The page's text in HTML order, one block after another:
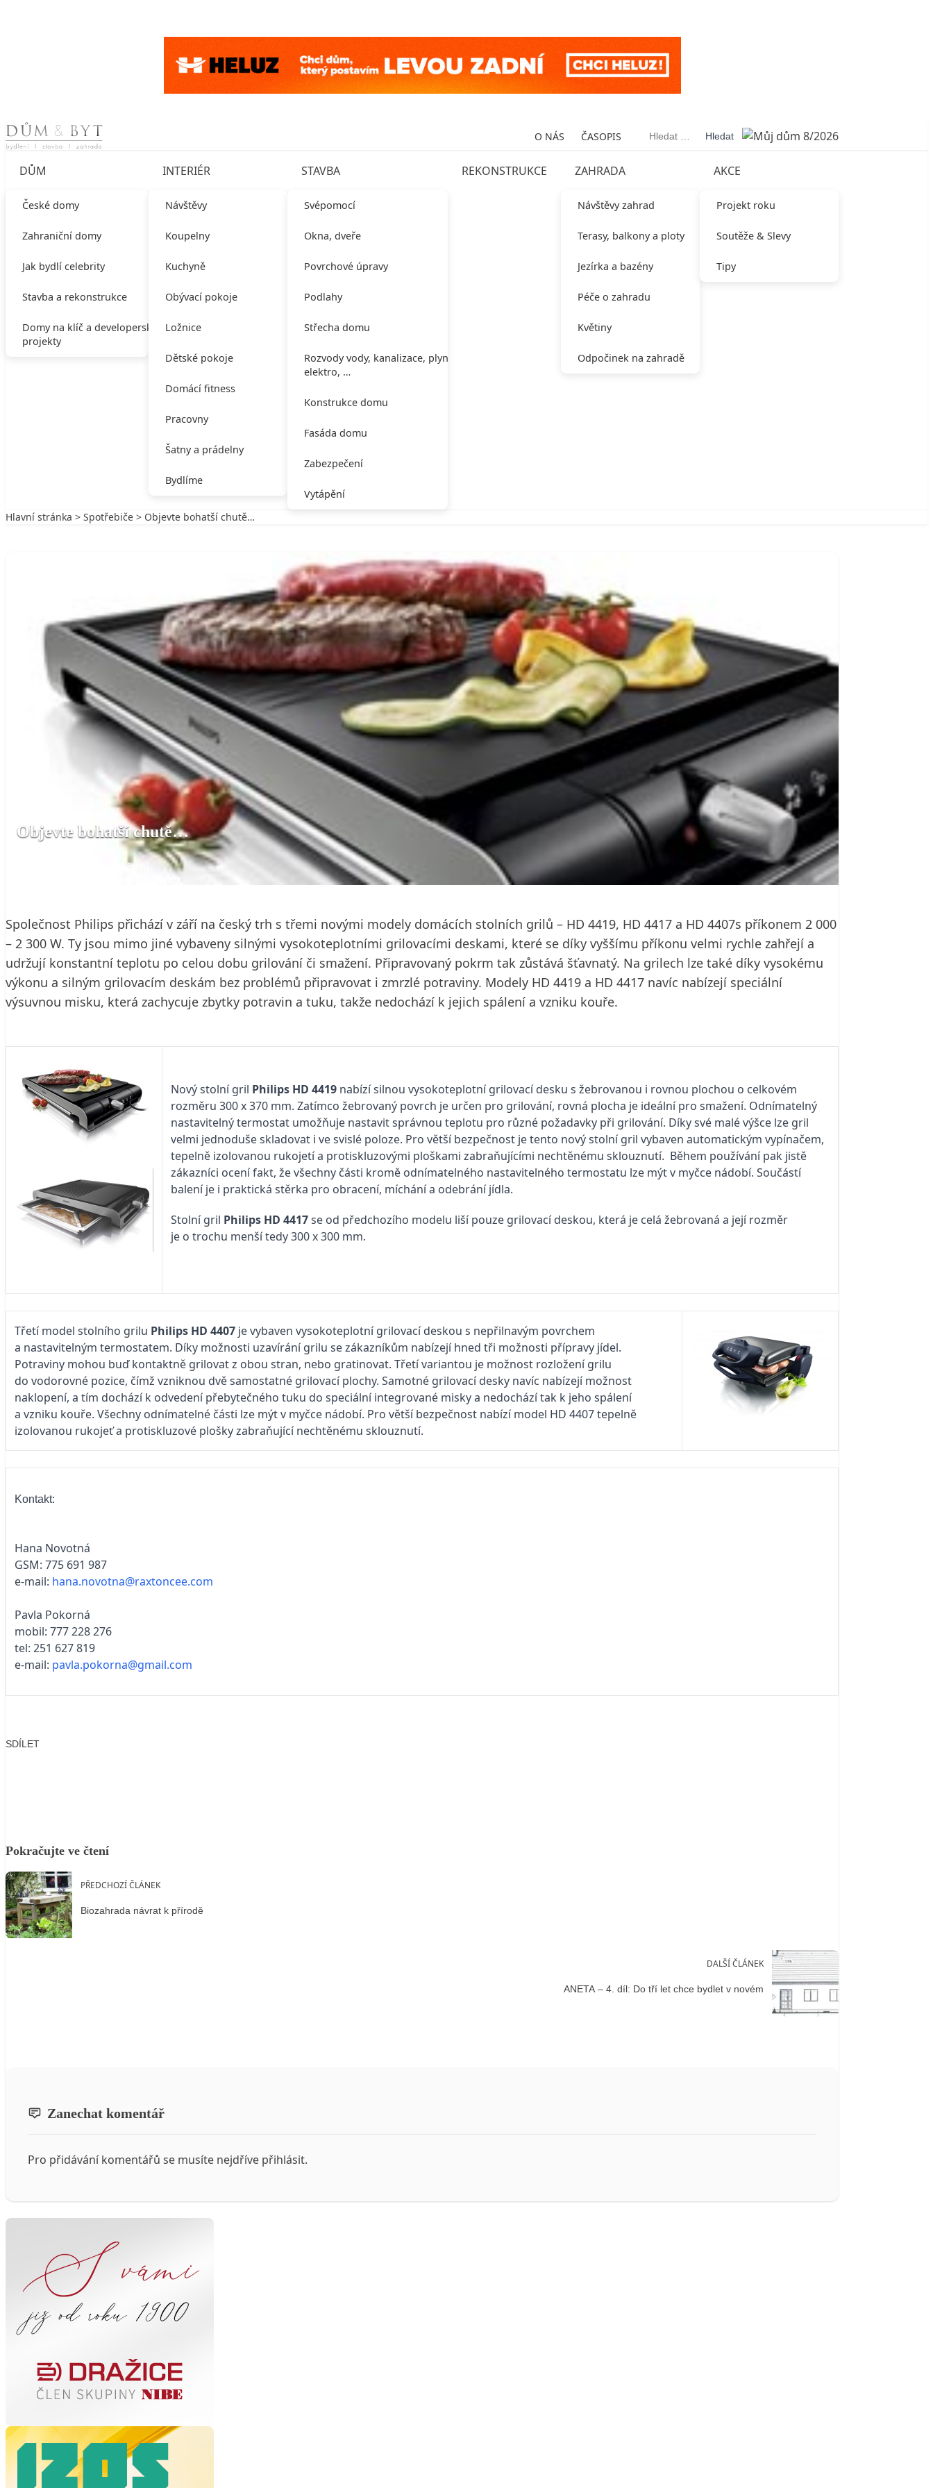
Skip to content O NÁS ČASOPIS Vyhledávání
DŮM
České domy
Zahraniční domy
Jak bydlí celebrity
Stavba a rekonstrukce
Domy na klíč a developerské
projekty
INTERIÉR
Návštěvy
Koupelny
Kuchyně
Obývací pokoje
Ložnice
Dětské pokoje
Domácí fitness
Pracovny
Šatny a prádelny
Bydlíme
STAVBA
Svépomocí
Okna, dveře
Povrchové úpravy
Podlahy
Střecha domu
Rozvody vody, kanalizace, plynu,
elektro, …
Konstrukce domu
Fasáda domu
Zabezpečení
Vytápění
REKONSTRUKCE ZAHRADA
Návštěvy zahrad
Terasy, balkony a ploty
Jezírka a bazény
Péče o zahradu
Květiny
Odpočinek na zahradě
AKCE
Projekt roku
Soutěže & Slevy
Tipy
Hlavní stránka > Spotřebiče > Objevte bohatší chutě…
Objevte bohatší chutě…
2 min. čtení
Společnost Philips přichází v září na český trh s třemi novými modely domácích stolních grilů – HD 4419, HD 4417 a HD 4407s příkonem 2 000
– 2 300 W. Ty jsou mimo jiné vybaveny silnými vysokoteplotními grilovacími deskami, které se díky vyššímu příkonu velmi rychle zahřejí a
udržují konstantní teplotu po celou dobu grilování či smažení. Připravovaný pokrm tak zůstává šťavnatý. Na grilech lze také díky vysokému
výkonu a silným grilovacím deskám bez problémů připravovat i zmrzlé potraviny. Modely HD 4419 a HD 4417 navíc nabízejí speciální
výsuvnou misku, která zachycuje zbytky potravin a tuku, takže nedochází k jejich spálení a vzniku kouře.
Nový stolní gril Philips HD 4419 nabízí silnou vysokoteplotní grilovací desku s žebrovanou i rovnou plochou o celkovém
rozměru 300 x 370 mm. Zatímco žebrovaný povrch je určen pro grilování, rovná plocha je ideální pro smažení. Odnímatelný
nastavitelný termostat umožňuje nastavit správnou teplotu pro různé požadavky při grilování. Díky své malé výšce lze gril
velmi jednoduše skladovat i ve svislé poloze. Pro větší bezpečnost je tento nový stolní gril vybaven automatickým vypínačem,
tepelně izolovanou rukojetí a protiskluzovými ploškami zabraňujícími nechtěnému sklouznutí. Během používání pak jistě
zákazníci ocení fakt, že všechny části kromě odnímatelného nastavitelného termostatu lze mýt v myčce nádobí. Součástí
balení je i praktická stěrka pro obracení, míchání a odebrání jídla.
Stolní gril Philips HD 4417se od předchozího modelu liší pouze grilovací deskou, která je celá žebrovaná a její rozměr
je o trochu menší tedy 300 x 300 mm.
Třetí model stolního grilu Philips HD 4407 je vybaven vysokoteplotní grilovací deskou s nepřilnavým povrchem
a nastavitelným termostatem. Díky možnosti uzavírání grilu se zákazníkům nabízejí hned tři možnosti přípravy jídel.
Potraviny mohou buď kontaktně grilovat z obou stran, nebo gratinovat. Třetí variantou je možnost rozložení grilu
do vodorovné pozice, čímž vzniknou dvě samostatné grilovací plochy. Samotné grilovací desky navíc nabízejí možnost
naklopení, a tím dochází k odvedení přebytečného tuku do speciální integrované misky a nedochází tak k jeho spálení
a vzniku kouře. Všechny odnímatelné části lze mýt v myčce nádobí. Pro větší bezpečnost nabízí model HD 4407 tepelně
izolovanou rukojeť a protiskluzové plošky zabraňující nechtěnému sklouznutí.
Kontakt:
Hana Novotná
GSM: 775 691 987
e-mail: hana.novotna@raxtoncee.com
Pavla Pokorná
mobil: 777 228 276
tel: 251 627 819
e-mail: pavla.pokorna@gmail.com
SDÍLET
Pokračujte ve čtení
PŘEDCHOZÍ ČLÁNEK
Biozahrada návrat k přírodě
DALŠÍ ČLÁNEK
ANETA – 4. díl: Do tří let chce bydlet v novém
Zanechat komentář
Pro přidávání komentářů se musíte nejdříve přihlásit.